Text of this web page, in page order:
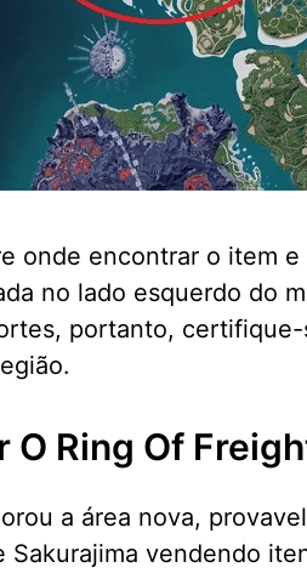
onde encontrar o item
no lado esquerdo do
portanto,
O Ring Of
a área nova,
Sakurajima vendendo